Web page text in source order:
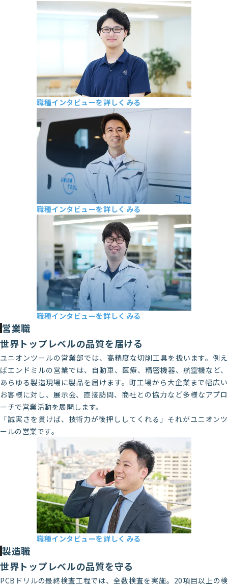
第一工具技術部 S・H
2023年新卒入社（大学院卒）
生産技術部 S・W
2023年新卒入社（大学院卒）
職種インタビューを詳しくみる
本社開発課 Y・K
2017年新卒入社（一度退社し、2020年
に再入社）
職種インタビューを詳しくみる
職種インタビューを詳しくみる
営業職
世界トップレベルの品質を届ける
ユニオンツールの営業部では、高精度な切削工具を扱います。例え
ばエンドミルの営業では、自動車、医療、精密機器、航空機など、
あらゆる製造現場に製品を届けます。町工場から大企業まで幅広い
お客様に対し、展示会、直接訪問、商社との協力など多様なアプロ
ーチで営業活動を展開します。
「誠実さを貫けば、技術力が後押ししてくれる」それがユニオンツ
ールの営業です。
職種インタビューを詳しくみる
製造職
世界トップレベルの品質を守る
PCBドリルの最終検査工程では、全数検査を実施。20項目以上の検